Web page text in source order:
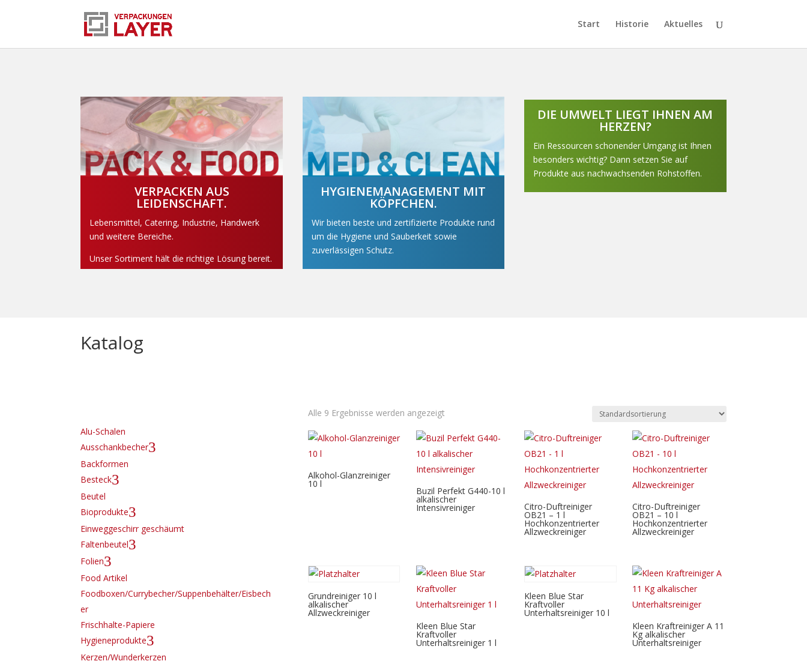
Start Historie Aktuelles
VERPACKEN AUS
LEIDENSCHAFT.
Lebensmittel, Catering, Industrie, Handwerk
und weitere Bereiche.
Unser Sortiment hält die richtige Lösung bereit.
HYGIENEMANAGEMENT MIT
KÖPFCHEN.
Wir bieten beste und zertifizierte Produkte rund
um die Hygiene und Sauberkeit sowie
zuverlässigen Schutz.
DIE UMWELT LIEGT IHNEN AM
HERZEN?
Ein Ressourcen schonender Umgang ist Ihnen
besonders wichtig? Dann setzen Sie auf
Produkte aus nachwachsenden Rohstoffen.
Katalog
Alu-Schalen
Ausschankbecher3
Backformen
Besteck3
Beutel
Bioprodukte3
Einweggeschirr geschäumt
Faltenbeutel3
Folien3
Food Artikel
Foodboxen/Currybecher/Suppenbehälter/Eisbech
er
Frischhalte-Papiere
Hygieneprodukte3
Kerzen/Wunderkerzen
Alle 9 Ergebnisse werden angezeigt
Alkohol-Glanzreiniger
10 l
Buzil Perfekt G440-10 l
alkalischer
Intensivreiniger Citro-Duftreiniger
OB21 – 1 l
Hochkonzentrierter
Allzweckreiniger
Citro-Duftreiniger
OB21 – 10 l
Hochkonzentrierter
Allzweckreiniger
Grundreiniger 10 l
alkalischer
Allzweckreiniger
Kleen Blue Star
Kraftvoller
Unterhaltsreiniger 1 l
Kleen Blue Star
Kraftvoller
Unterhaltsreiniger 10 l
Kleen Kraftreiniger A 11
Kg alkalischer
Unterhaltsreiniger